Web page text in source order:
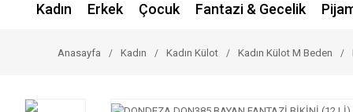
Kadın Erkek Çocuk Fantazi & Gecelik
Anasayfa Kadın Kadın Külot Kadın Külot M Beden